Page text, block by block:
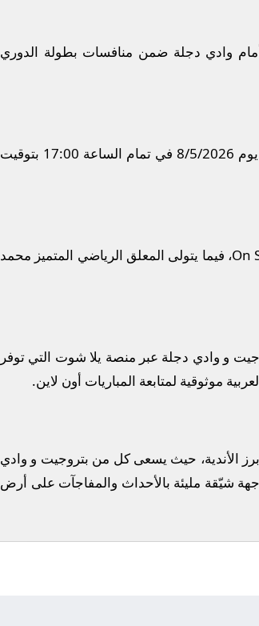
وادي دجلة ضمن منافسات بطولة الدوري
8/5/2026 في تمام الساعة 17:00 بتوقيت
On، فيما يتولى المعلق الرياضي المتميز محمد
و وادي دجلة عبر منصة يلا شوت التي توفر
موثوقية لمتابعة المباريات أون لاين.
الأندية، حيث يسعى كل من بتروجيت و وادي
شيّقة مليئة بالأحداث والمفاجآت على أرض